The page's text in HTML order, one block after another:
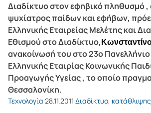
Διαδίκτυο στον εφηβικό πληθυσμό ,
ψυχίατρος παίδων και εφήβων,
Ελληνικής Εταιρείας Μελέτης και
Εθισμού στο Διαδίκτυο,
ανακοίνωσή του στο 23ο
Ελληνικής Εταιρίας Κοινωνικής
Προαγωγής Υγείας , το οποίο
Θεσσαλονίκη.
Τεχνολογία 28.11.2011 Διαδίκτυο, κατάθλιψης